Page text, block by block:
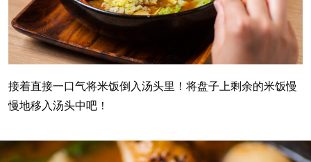
接着直接一口气将米饭倒入汤头里！将盘子上剩余的米饭慢
慢地移入汤头中吧！